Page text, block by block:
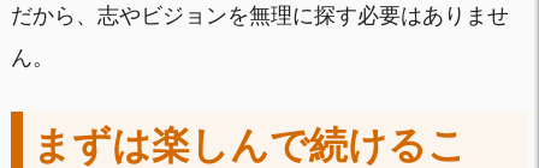
だから、志やビジョンを無理に探す必要はありませ
ん。
まずは楽しんで続けるこ